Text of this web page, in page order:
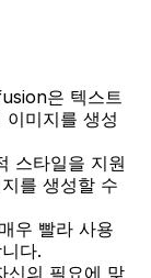
은 텍스트
이미지를 생성
스타일을 지원
를 생성할 수
우 빨라 사용
다.
신의 필요에 맞